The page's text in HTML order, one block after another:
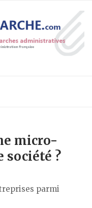
micro-
société ?
parmi